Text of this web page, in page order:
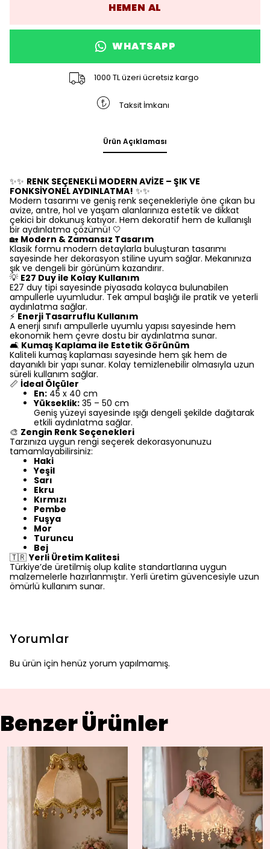
HEMEN AL
WHATSAPP
1000 TL üzeri ücretsiz kargo
Taksit İmkanı
Ürün Açıklaması
✨✨ RENK SEÇENEKLİ MODERN AVİZE – ŞIK VE
FONKSİYONEL AYDINLATMA! ✨✨
Modern tasarımı ve geniş renk seçenekleriyle öne çıkan bu
avize, antre, hol ve yaşam alanlarınıza estetik ve dikkat
çekici bir dokunuş katıyor. Hem dekoratif hem de kullanışlı
bir aydınlatma çözümü! 🤍
🏡 Modern & Zamansız Tasarım
Klasik formu modern detaylarla buluşturan tasarımı
sayesinde her dekorasyon stiline uyum sağlar. Mekanınıza
şık ve dengeli bir görünüm kazandırır.
💡 E27 Duy ile Kolay Kullanım
E27 duy tipi sayesinde piyasada kolayca bulunabilen
ampullerle uyumludur. Tek ampul başlığı ile pratik ve yeterli
aydınlatma sağlar.
⚡ Enerji Tasarruflu Kullanım
A enerji sınıfı ampullerle uyumlu yapısı sayesinde hem
ekonomik hem çevre dostu bir aydınlatma sunar.
🛋️ Kumaş Kaplama ile Estetik Görünüm
Kaliteli kumaş kaplaması sayesinde hem şık hem de
dayanıklı bir yapı sunar. Kolay temizlenebilir olmasıyla uzun
süreli kullanım sağlar.
📏 İdeal Ölçüler
En: 45 x 40 cm
Yükseklik: 35 – 50 cm
Geniş yüzeyi sayesinde ışığı dengeli şekilde dağıtarak
etkili aydınlatma sağlar.
🎨 Zengin Renk Seçenekleri
Tarzınıza uygun rengi seçerek dekorasyonunuzu
tamamlayabilirsiniz:
Haki
Yeşil
Sarı
Ekru
Kırmızı
Pembe
Fuşya
Mor
Turuncu
Bej
🇹🇷Yerli Üretim Kalitesi
Türkiye’de üretilmiş olup kalite standartlarına uygun
malzemelerle hazırlanmıştır. Yerli üretim güvencesiyle uzun
ömürlü kullanım sunar.
Yorumlar
Bu ürün için henüz yorum yapılmamış.
Benzer Ürünler